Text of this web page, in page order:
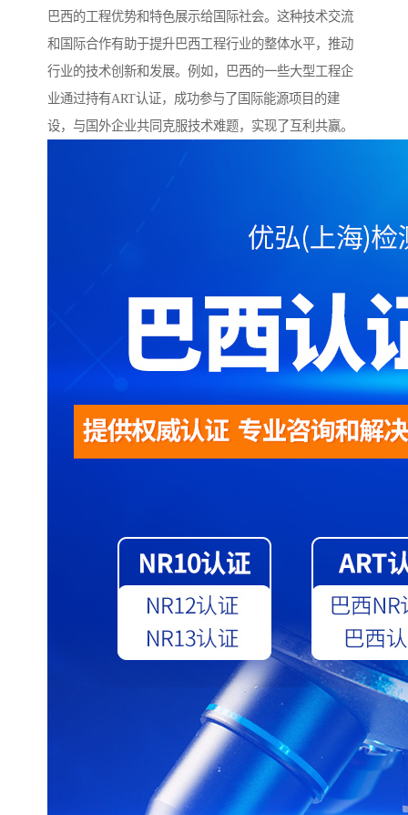
巴西的工程优势和特色展示给国际社会。这种技术交流
和国际合作有助于提升巴西工程行业的整体水平，推动
行业的技术创新和发展。例如，巴西的一些大型工程企
业通过持有ART认证，成功参与了国际能源项目的建
设，与国外企业共同克服技术难题，实现了互利共赢。